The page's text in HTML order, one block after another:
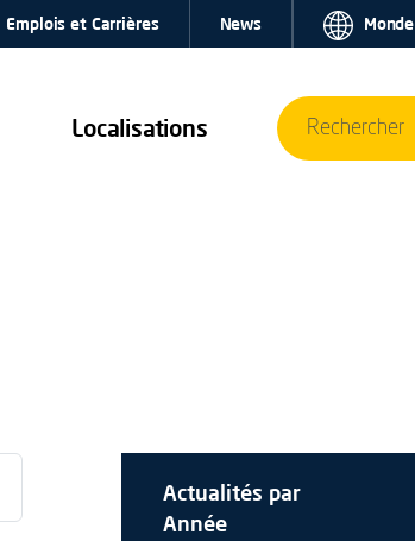
Localisations
Emplois et Carrières News Monde
Rechercher
Actualités par
Année